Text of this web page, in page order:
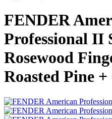
FENDER
Professional II
Rosewood
Roasted Pine +